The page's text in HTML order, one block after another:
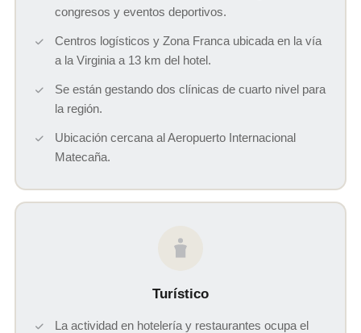
congresos y eventos deportivos.
Centros logísticos y Zona Franca ubicada en la vía
a la Virginia a 13 km del hotel.
Se están gestando dos clínicas de cuarto nivel para
la región.
Ubicación cercana al Aeropuerto Internacional
Matecaña.
Turístico
La actividad en hotelería y restaurantes ocupa el